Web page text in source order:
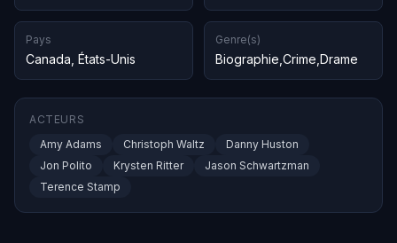
Pays
Canada États-Unis
Genre(s)
Biographie Crime Drame
ACTEURS
Amy Adams
Christoph Waltz
Danny Huston
Jon Polito
Krysten Ritter
Jason Schwartzman
Terence Stamp